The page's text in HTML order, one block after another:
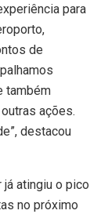
para
de
também
ações.
destacou
atingiu o pico
no próximo